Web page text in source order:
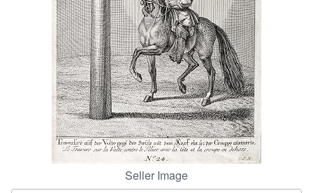
CLOSE
Seller Image